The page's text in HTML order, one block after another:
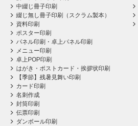
中綴じ冊子印刷
綴じ無し冊子印刷（スクラム製本）
資料印刷
ポスター印刷
パネル印刷・卓上パネル印刷
メニュー印刷
卓上POP印刷
はがき・ポストカード・挨拶状印刷
【季節】残暑見舞い印刷
カード印刷
名刺作成
封筒印刷
伝票印刷
ダンボール印刷